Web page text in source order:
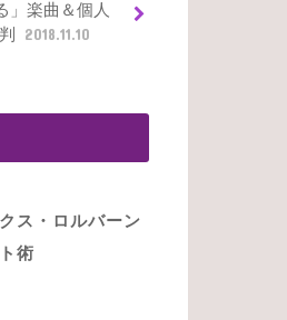
」楽曲＆個人
2018.11.10
ス・ロルバーン
術